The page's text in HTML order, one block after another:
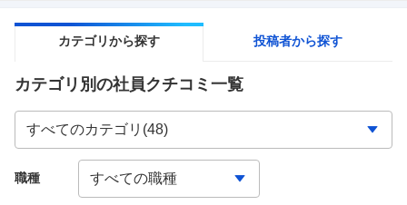
カテゴリから探す 投稿者から探す
カテゴリ別の社員クチコミ一覧
職種